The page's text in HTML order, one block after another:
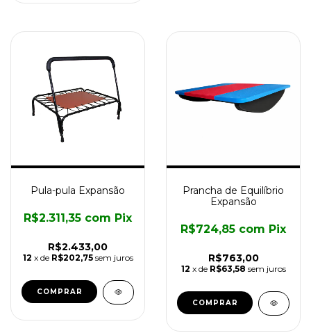
Pula-pula Expansão
R$2.433,00
R$2.311,35 com Pix
12 x de R$202,75 sem juros
Prancha de Equilíbrio
Expansão
R$763,00
R$724,85 com Pix
12 x de R$63,58 sem juros